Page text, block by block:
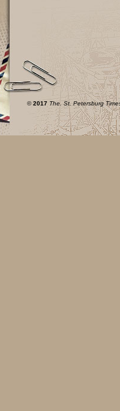
©2017 The. St. Petersburg